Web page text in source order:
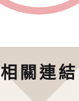
相關連結